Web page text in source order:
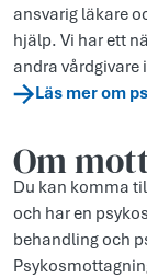
ansvarig läkare
hjälp. Vi har ett
andra
Läs mer om
Om
Du kan komma
och har en
behandling och